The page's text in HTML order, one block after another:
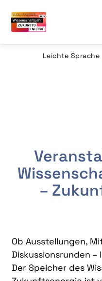
Leichte Sprache
–
Ob Ausstellungen,
Diskussionsrunden
Der Speicher des